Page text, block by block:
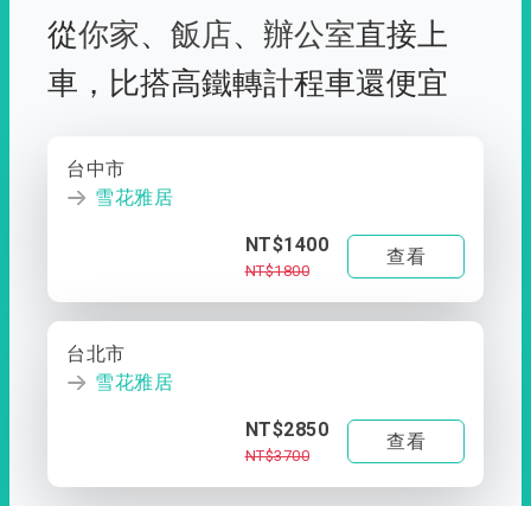
從你家、 飯店、 辦公室直接上
車， 比搭高鐵轉計程車還便宜
台中市
雪花雅居
NT$1400
NT$1800
查看
台北市
雪花雅居
NT$2850
NT$3700
查看